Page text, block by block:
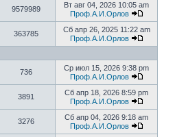
9579989
Вт авг 04, 2026 10:05 am
Проф.А.И.Орлов
363785
Сб апр 26, 2025 11:22 am
Проф.А.И.Орлов
736
Ср июл 15, 2026 9:38 pm
Проф.А.И.Орлов
3891
Сб апр 18, 2026 8:59 pm
Проф.А.И.Орлов
3276
Сб апр 04, 2026 9:18 am
Проф.А.И.Орлов